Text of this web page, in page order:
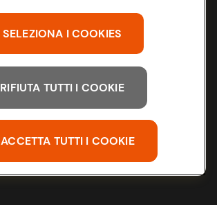
Servizio clienti
SELEZIONA I COOKIES
RIFIUTA TUTTI I COOKIE
ACCETTA TUTTI I COOKIE